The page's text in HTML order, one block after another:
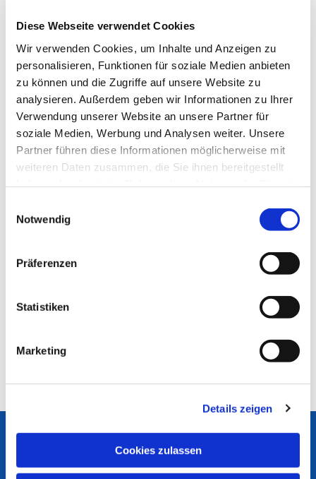
Diese Webseite verwendet Cookies
Wir verwenden Cookies, um Inhalte und Anzeigen zu
personalisieren, Funktionen für soziale Medien anbieten
zu können und die Zugriffe auf unsere Website zu
analysieren. Außerdem geben wir Informationen zu Ihrer
Verwendung unserer Website an unsere Partner für
soziale Medien, Werbung und Analysen weiter. Unsere
Partner führen diese Informationen möglicherweise mit
weiteren Daten zusammen, die Sie ihnen bereitgestellt
Notwendig
Präferenzen
Statistiken
Marketing
Details zeigen
Cookies zulassen
Ev. Kirchengemeinde
An der Martinskirche 1